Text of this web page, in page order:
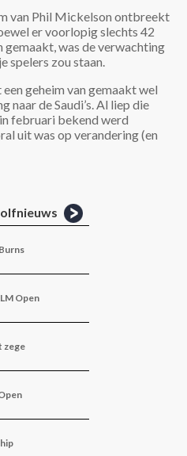
van Phil Mickelson ontbreekt
er voorlopig slechts 42
gemaakt, was de verwachting
spelers zou staan.
geheim van gemaakt wel
naar de Saudi’s. Al liep die
februari bekend werd
uit was op verandering (en
Open
zege